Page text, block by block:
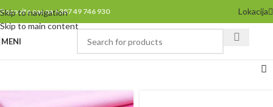
Skip to navigation
Skip to main content
Pozovite nas na +387 49 746 930 Lokacija
MENI